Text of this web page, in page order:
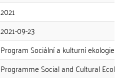
2021
2021-09-23
Program Sociální a kulturní ekologie
Programme Social and Cultural